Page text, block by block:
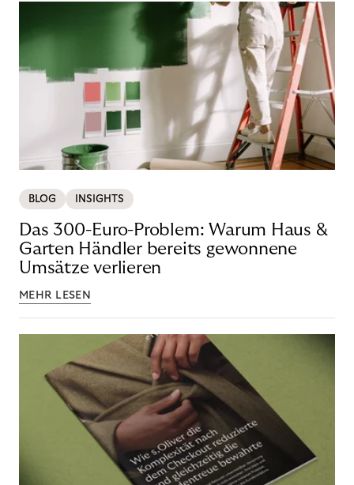
BLOG INSIGHTS
Das 300-Euro-Problem: Warum Haus &
Garten Händler bereits gewonnene
Umsätze verlieren
MEHR LESEN